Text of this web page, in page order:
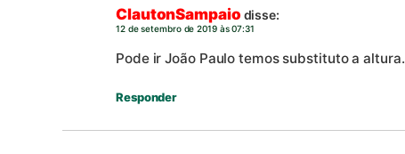
ClautonSampaio disse:
12 de setembro de 2019 às 07:31
Pode ir João Paulo temos substituto a altura.
Responder